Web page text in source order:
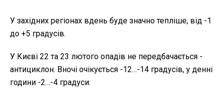
У західних регіонах вдень буде значно тепліше, від -1
до +5 градусів.
У Києві 22 та 23 лютого опадів не передбачається -
антициклон. Вночі очікується -12…-14 градусів, у денні
години -2…-4 градуси.